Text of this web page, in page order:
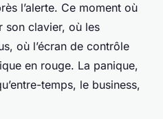
l’alerte. Ce moment où
son clavier, où les
où l’écran de contrôle
en rouge. La panique,
temps, le business,